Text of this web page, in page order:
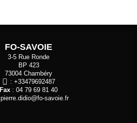
FO-SAVOIE
3-5 Rue Ronde
BP 423
73004 Chambéry
: +33479692487
Fax : 04 79 69 81 40
pierre.didio@fo-savoie.fr